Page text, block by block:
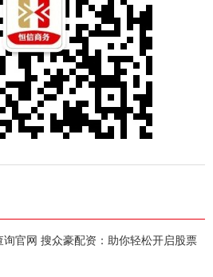
官网 搜众豪配资：助你轻松开启股票